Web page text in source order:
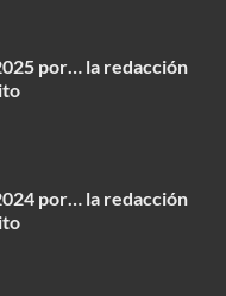
por… la redacción
por… la redacción